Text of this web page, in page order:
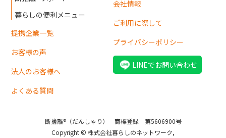
暮らしの便利メニュー
提携企業一覧
お客様の声
法人のお客様へ
よくある質問
会社情報
ご利用に際して
プライバシーポリシー
LINEでお問い合わせ
断捨離®（だんしゃり） 商標登録 第5606900号
Copyright © 株式会社暮らしのネットワーク,